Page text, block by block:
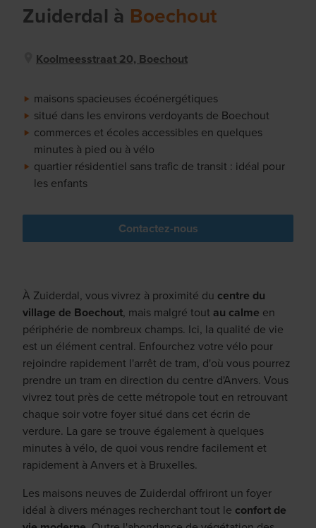
Zuiderdal à Boechout
Koolmeesstraat 20, Boechout
maisons spacieuses écoénergétiques
situé dans les environs verdoyants de Boechout
commerces et écoles accessibles en quelques
minutes à pied ou à vélo
quartier résidentiel sans trafic de transit : idéal pour
les enfants
Contactez-nous
À Zuiderdal, vous vivrez à proximité du centre du
village de Boechout, mais malgré tout au calme en
périphérie de nombreux champs. Ici, la qualité de vie
est un élément central. Enfourchez votre vélo pour
rejoindre rapidement l'arrêt de tram, d'où vous pourrez
prendre un tram en direction du centre d'Anvers. Vous
vivrez tout près de cette métropole tout en retrouvant
chaque soir votre foyer situé dans cet écrin de
verdure. La gare se trouve également à quelques
minutes à vélo, de quoi vous rendre facilement et
rapidement à Anvers et à Bruxelles.
Les maisons neuves de Zuiderdal offriront un foyer
idéal à divers ménages recherchant tout le confort de